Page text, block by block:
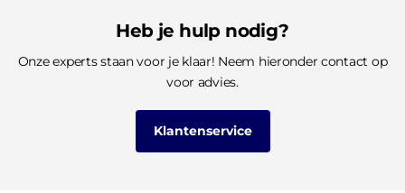
Heb je hulp nodig?
Onze experts staan voor je klaar! Neem hieronder contact op
voor advies.
Klantenservice